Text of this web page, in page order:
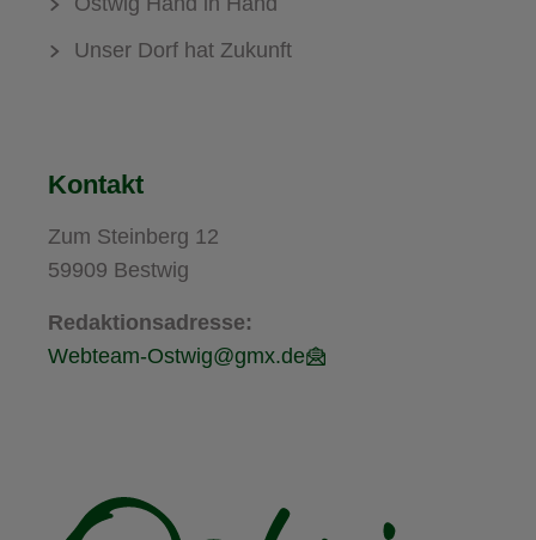
Unser Dorf hat Zukunft
Kontakt
Zum Steinberg 12
59909 Bestwig
Redaktionsadresse:
Webteam-Ostwig@gmx.de